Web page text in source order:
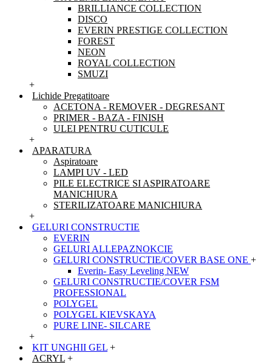
BRILLIANCE COLLECTION
DISCO
EVERIN PRESTIGE COLLECTION
FOREST
NEON
ROYAL COLLECTION
SMUZI
+
Lichide Pregatitoare
ACETONA - REMOVER - DEGRESANT
PRIMER - BAZA - FINISH
ULEI PENTRU CUTICULE
+
APARATURA
Aspiratoare
LAMPI UV - LED
PILE ELECTRICE SI ASPIRATOARE
MANICHIURA
STERILIZATOARE MANICHIURA
+
GELURI CONSTRUCTIE
EVERIN
GELURI ALLEPAZNOKCIE
GELURI CONSTRUCTIE/COVER BASE ONE +
Everin- Easy Leveling NEW
GELURI CONSTRUCTIE/COVER FSM
PROFESSIONAL
POLYGEL
POLYGEL KIEVSKAYA
PURE LINE- SILCARE
+
KIT UNGHII GEL +
ACRYL +